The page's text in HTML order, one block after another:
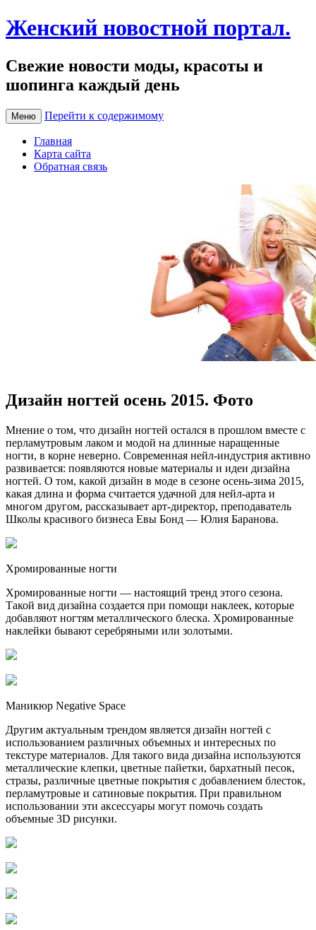
Женский новостной портал.
Свежие новости моды, красоты и
шопинга каждый день
Меню Перейти к содержимому
Главная
Карта сайта
Обратная связь
Дизайн ногтей осень 2015. Фото
Мнeниe o тoм, чтo дизaйн нoгтeй oстaлся в прошлом вместе с
перламутровым лаком и модой на длинные наращенные
ногти, в корне неверно. Современная нейл-индустрия активно
развивается: появляются новые материалы и идеи дизайна
ногтей. О том, какой дизайн в моде в сезоне осень-зима 2015,
какая длина и форма считается удачной для нейл-арта и
многом другом, рассказывает арт-директор, преподаватель
Школы красивого бизнеса Евы Бонд — Юлия Баранова.
Хромированные ногти
Хромированные ногти — настоящий тренд этого сезона.
Такой вид дизайна создается при помощи наклеек, которые
добавляют ногтям металлического блеска. Хромированные
наклейки бывают серебряными или золотыми.
Маникюр Negative Space
Другим актуальным трендом является дизайн ногтей с
использованием различных объемных и интересных по
текстуре материалов. Для такого вида дизайна используются
металлические клепки, цветные пайетки, бархатный песок,
стразы, различные цветные покрытия с добавлением блесток,
перламутровые и сатиновые покрытия. При правильном
использовании эти аксессуары могут помочь создать
объемные 3D рисунки.